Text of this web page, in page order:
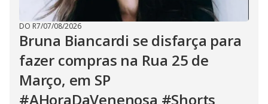
DO R7/07/08/2026
Bruna Biancardi se disfarça para
fazer compras na Rua 25 de
Março, em SP
#AHoraDaVenenosa #Shorts